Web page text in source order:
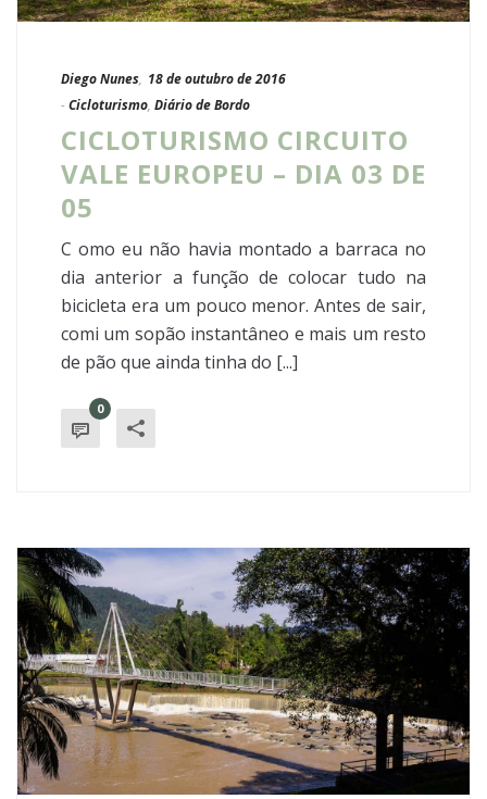
Diego Nunes, 18 de outubro de 2016
- Cicloturismo, Diário de Bordo
CICLOTURISMO CIRCUITO
VALE EUROPEU – DIA 03 DE
05
C omo eu não havia montado a barraca no
dia anterior a função de colocar tudo na
bicicleta era um pouco menor. Antes de sair,
comi um sopão instantâneo e mais um resto
de pão que ainda tinha do [...]
0